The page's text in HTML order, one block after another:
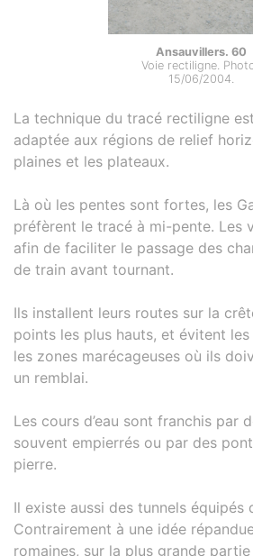
Ansauvillers. 60
Voie rectiligne.
15/06/2004.
La technique du tracé rectiligne
adaptée aux régions de relief
plaines et les plateaux.
Là où les pentes sont fortes, les
préfèrent le tracé à mi-pente. Les
afin de faciliter le passage des
de train avant tournant.
Ils installent leurs routes sur la
points les plus hauts, et évitent
les zones marécageuses où ils
un remblai.
Les cours d’eau sont franchis par
souvent empierrés ou par des
pierre.
Il existe aussi des tunnels équipés
Contrairement à une idée
romaines, sur la plus grande